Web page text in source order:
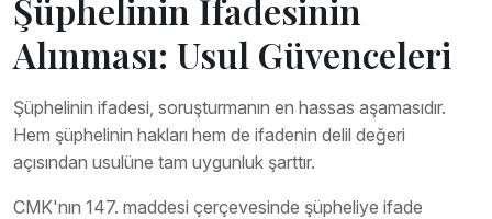
Şüphelinin İfadesinin
Alınması: Usul Güvenceleri
Şüphelinin ifadesi, soruşturmanın en hassas aşamasıdır.
Hem şüphelinin hakları hem de ifadenin delil değeri
açısından usulüne tam uygunluk şarttır.
CMK'nın 147. maddesi çerçevesinde şüpheliye ifade